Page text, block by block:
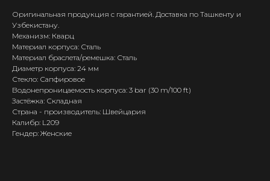
Оригинальная продукция с гарантией. Доставка по Ташкенту и
Узбекистану.
Механизм: Кварц
Материал корпуса: Сталь
Материал браслета/ремешка: Сталь
Диаметр корпуса: 24 мм
Стекло: Сапфировое
Водонепроницаемость корпуса: 3 bar (30 m/100 ft)
Застёжка: Складная
Страна - производитель: Швейцария
Калибр: L209
Гендер: Женские